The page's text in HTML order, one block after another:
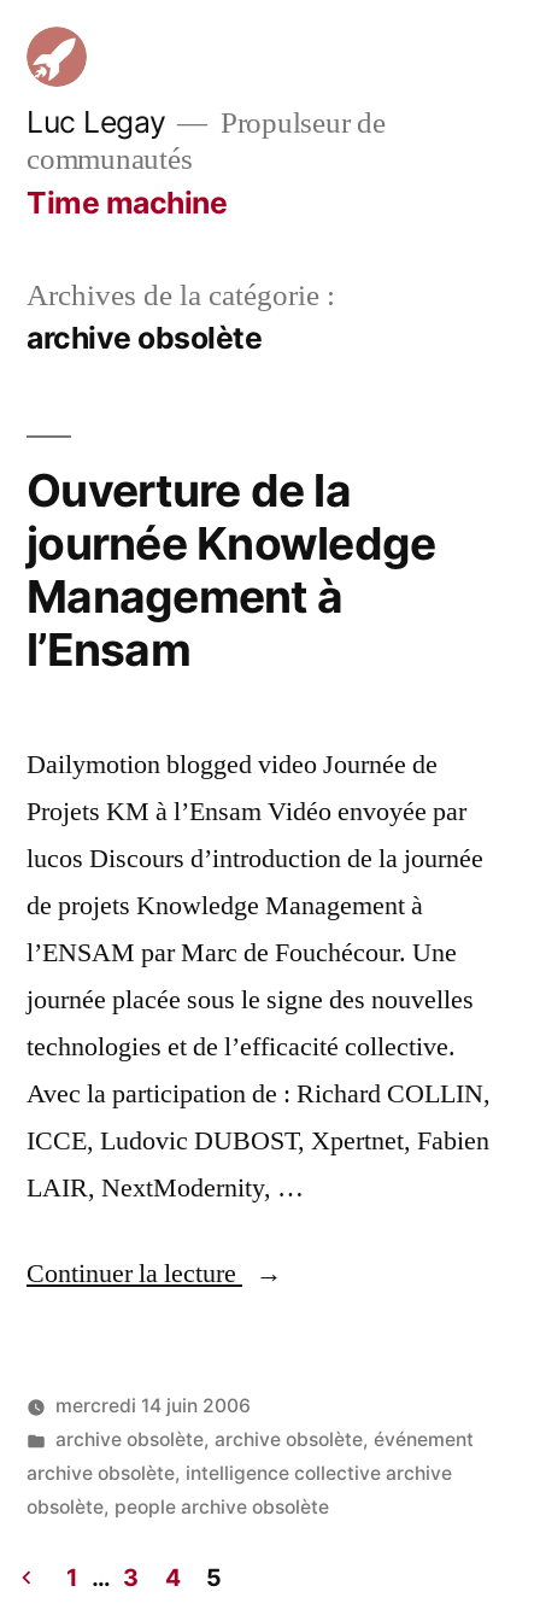
Aller
contenu
Luc Legay
Propulseur de
communautés
Time machine
Archives de la catégorie :
archive obsolète
Ouverture de la
journée Knowledge
Management à
l’Ensam
Dailymotion blogged video Journée de
Projets KM à l’Ensam Vidéo envoyée par
lucos Discours d’introduction de la journée
de projets Knowledge Management à
l’ENSAM par Marc de Fouchécour. Une
journée placée sous le signe des nouvelles
technologies et de l’efficacité collective.
Avec la participation de : Richard COLLIN,
ICCE, Ludovic DUBOST, Xpertnet, Fabien
LAIR, NextModernity, …
Continuer la lecture
« Ouverture
journée
Knowledge
Management
Publié
par
LucL
mercredi 14 juin 2006
Publié
dans
archive obsolète, archive obsolète, événement
archive obsolète, intelligence collective archive
obsolète, people archive obsolète
1 … 3 4 5